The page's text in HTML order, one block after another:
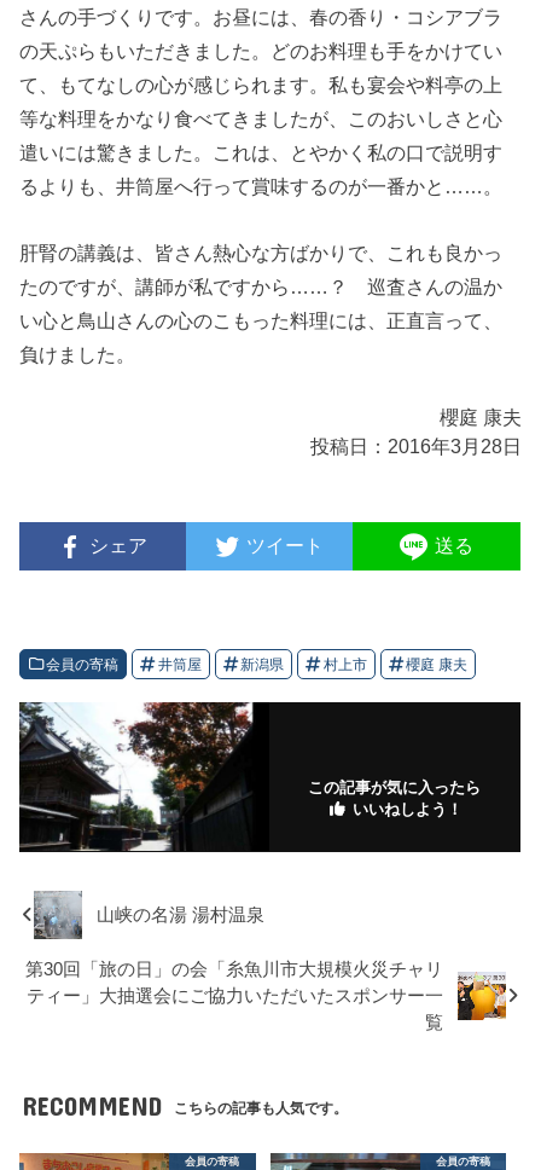
さんの手づくりです。お昼には、春の香り・コシアブラ
の天ぷらもいただきました。どのお料理も手をかけてい
て、もてなしの心が感じられます。私も宴会や料亭の上
等な料理をかなり食べてきましたが、このおいしさと心
遣いには驚きました。これは、とやかく私の口で説明す
るよりも、井筒屋へ行って賞味するのが一番かと……。
肝腎の講義は、皆さん熱心な方ばかりで、これも良かっ
たのですが、講師が私ですから……？ 巡査さんの温か
い心と鳥山さんの心のこもった料理には、正直言って、
負けました。
櫻庭 康夫
投稿日：2016年3月28日
シェア ツイート 送る
会員の寄稿 井筒屋 新潟県 村上市 櫻庭 康夫
この記事が気に入ったら
いいねしよう！
山峡の名湯 湯村温泉
第30回「旅の日」の会「糸魚川市大規模火災チャリ
ティー」大抽選会にご協力いただいたスポンサー一
覧
RECOMMEND こちらの記事も人気です。
会員の寄稿 会員の寄稿